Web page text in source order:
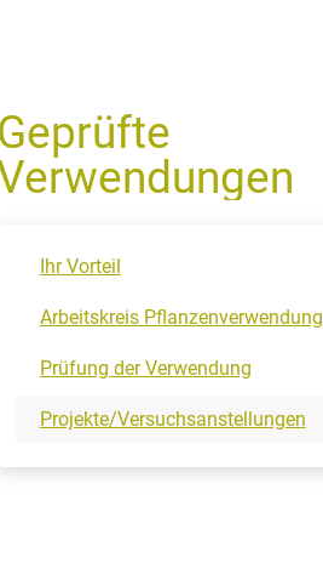
Geprüfte
Ihr Vorteil
Arbeitskreis Pflanzenverwendung
Prüfung der Verwendung
Projekte/Versuchsanstellungen